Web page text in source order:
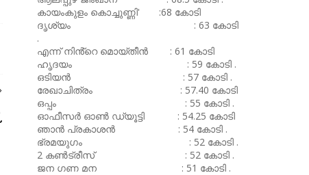
കായംകുളം കൊച്ചുണ്ണി' :68 കോടി
ദൃശ്യം : 63 കോടി
.
എന്ന് നിൻ്റെ മൊയ്തീൻ : 61 കോടി
ഹൃദയം : 59 കോടി .
ഒടിയൻ : 57 കോടി .
രേഖാചിത്രം : 57.40 കോടി
ഒപ്പം : 55 കോടി .
ഓഫീസർ ഓൺ ഡ്യൂട്ടി : 54.25 കോടി
ഞാൻ പ്രകാശൻ : 54 കോടി .
ഭ്രമയുഗം : 52 കോടി .
2 കൺട്രീസ് : 52 കോടി .
ജന ഗണ മന : 51 കോടി .